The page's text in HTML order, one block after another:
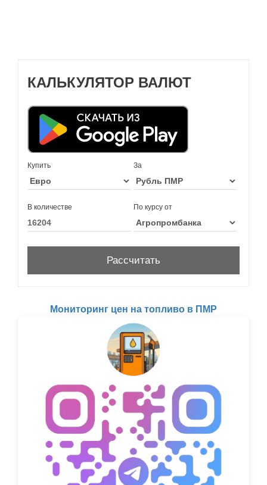
КАЛЬКУЛЯТОР ВАЛЮТ
Купить За
В количестве По курсу от
Мониторинг цен на топливо в ПМР